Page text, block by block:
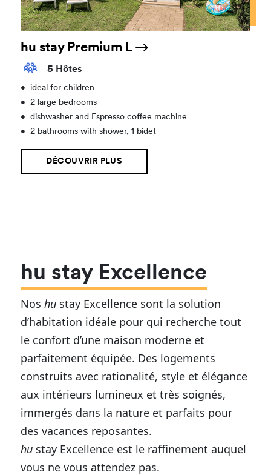
hu stay Premium L
5 Hôtes
•
ideal for children
•
2 large bedrooms
•
dishwasher and Espresso coffee machine
•
2 bathrooms with shower, 1 bidet
DÉCOUVRIR PLUS
hu stay Excellence
Noshu stay Excellence sont la solution
d’habitation idéale pour qui recherche tout
le confort d’une maison moderne et
parfaitement équipée. Des logements
construits avec rationalité, style et élégance
aux intérieurs lumineux et très soignés,
immergés dans la nature et parfaits pour
des vacances reposantes.
hu stay Excellence est le raffinement auquel
vous ne vous attendez pas.